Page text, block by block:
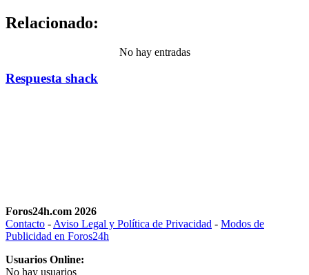
Relacionado:
No hay entradas
Respuesta shack
Foros24h.com 2026
Contacto - Aviso Legal y Política de Privacidad - Modos de
Publicidad en Foros24h
Usuarios Online:
No hay usuarios